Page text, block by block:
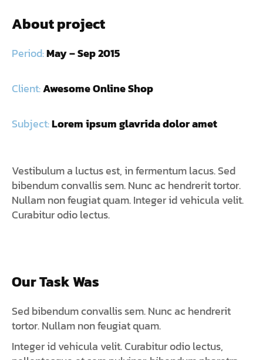
About project
Period:May – Sep 2015
Client:Awesome Online Shop
Subject:Lorem ipsum glavrida dolor amet
Vestibulum a luctus est, in fermentum lacus. Sed
bibendum convallis sem. Nunc ac hendrerit tortor.
Nullam non feugiat quam. Integer id vehicula velit.
Curabitur odio lectus.
Our Task Was
Sed bibendum convallis sem. Nunc ac hendrerit
tortor. Nullam non feugiat quam.
Integer id vehicula velit. Curabitur odio lectus,